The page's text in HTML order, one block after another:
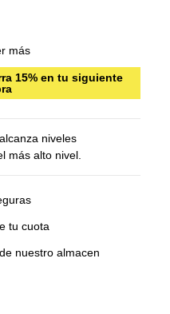
más
15% en tu siguiente
niveles
más alto nivel.
tu cuota
nuestro almacen